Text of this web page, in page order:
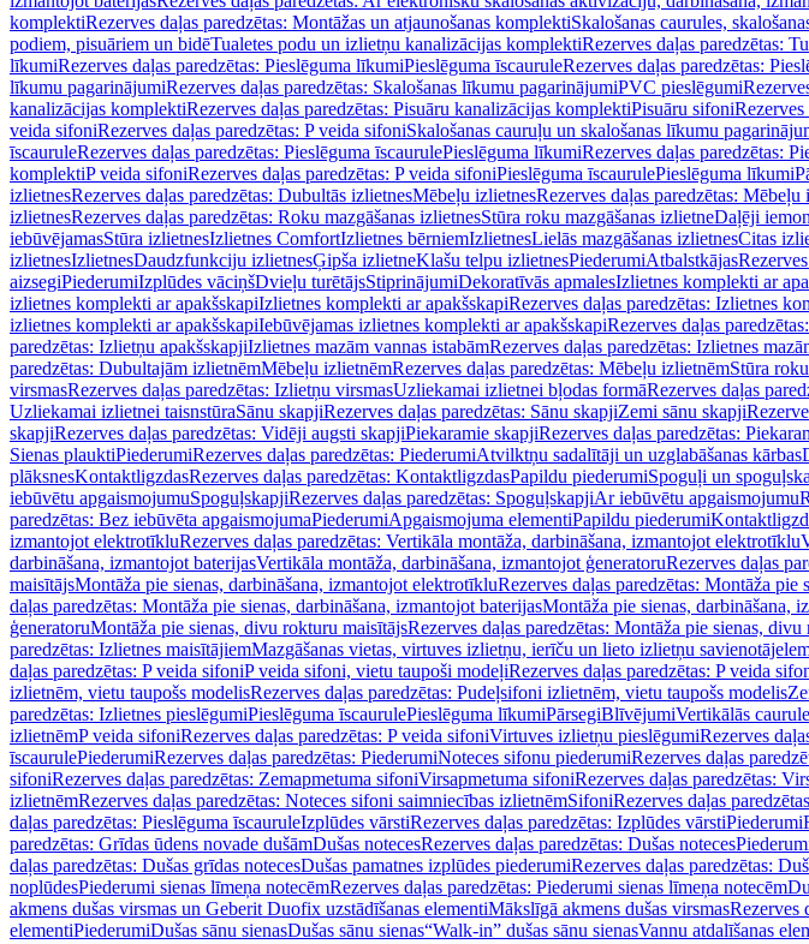
komplektiRezerves daļas paredzētas: Montāžas un atjaunošanas komplektiSkalošanas caurules,
podiem, pisuāriem un bidēTualetes podu un izlietņu kanalizācijas komplektiRezerves daļas paredzētas:
līkumiRezerves daļas paredzētas: Pieslēguma līkumiPieslēguma īscauruleRezerves daļas paredzētas:
līkumu pagarinājumiRezerves daļas paredzētas: Skalošanas līkumu pagarinājumiPVC pieslēgumi
kanalizācijas komplektiRezerves daļas paredzētas: Pisuāru kanalizācijas komplektiPisuāru sifoniRezerves
veida sifoniRezerves daļas paredzētas: P veida sifoniSkalošanas cauruļu un skalošanas līkumu
īscauruleRezerves daļas paredzētas: Pieslēguma īscaurulePieslēguma līkumiRezerves daļas paredzētas:
komplektiP veida sifoniRezerves daļas paredzētas: P veida sifoniPieslēguma īscaurulePieslēguma līkumi
izlietnesRezerves daļas paredzētas: Dubultās izlietnesMēbeļu izlietnesRezerves daļas paredzētas: Mēbeļu
izlietnesRezerves daļas paredzētas: Roku mazgāšanas izlietnesStūra roku mazgāšanas izlietneDaļēji
iebūvējamasStūra izlietnesIzlietnes ComfortIzlietnes bērniemIzlietnesLielās mazgāšanas izlietnesCitas
izlietnesIzlietnesDaudzfunkciju izlietnesĢipša izlietneKlašu telpu izlietnesPiederumiAtbalstkājas
aizsegiPiederumiIzplūdes vāciņšDvieļu turētājsStiprinājumiDekoratīvās apmalesIzlietnes komplekti ar
izlietnes komplekti ar apakšskapiIzlietnes komplekti ar apakšskapiRezerves daļas paredzētas: Izlietnes
izlietnes komplekti ar apakšskapiIebūvējamas izlietnes komplekti ar apakšskapiRezerves daļas
paredzētas: Izlietņu apakšskapjiIzlietnes mazām vannas istabāmRezerves daļas paredzētas: Izlietnes
paredzētas: Dubultajām izlietnēmMēbeļu izlietnēmRezerves daļas paredzētas: Mēbeļu izlietnēmStūra
virsmasRezerves daļas paredzētas: Izlietņu virsmasUzliekamai izlietnei bļodas formāRezerves daļas
Uzliekamai izlietnei taisnstūraSānu skapjiRezerves daļas paredzētas: Sānu skapjiZemi sānu skapji
skapjiRezerves daļas paredzētas: Vidēji augsti skapjiPiekaramie skapjiRezerves daļas paredzētas:
Sienas plauktiPiederumiRezerves daļas paredzētas: PiederumiAtvilktņu sadalītāji un uzglabāšanas kārbas
plāksnesKontaktligzdasRezerves daļas paredzētas: KontaktligzdasPapildu piederumiSpoguļi un
iebūvētu apgaismojumuSpoguļskapjiRezerves daļas paredzētas: SpoguļskapjiAr iebūvētu apgaismojumu
paredzētas: Bez iebūvēta apgaismojumaPiederumiApgaismojuma elementiPapildu piederumi
izmantojot elektrotīkluRezerves daļas paredzētas: Vertikāla montāža, darbināšana, izmantojot elektrotīklu
darbināšana, izmantojot baterijasVertikāla montāža, darbināšana, izmantojot ģeneratoruRezerves daļas
maisītājsMontāža pie sienas, darbināšana, izmantojot elektrotīkluRezerves daļas paredzētas: Montāža
daļas paredzētas: Montāža pie sienas, darbināšana, izmantojot baterijasMontāža pie sienas, darbināšana,
ģeneratoruMontāža pie sienas, divu rokturu maisītājsRezerves daļas paredzētas: Montāža pie sienas,
paredzētas: Izlietnes maisītājiemMazgāšanas vietas, virtuves izlietņu, ierīču un lieto izlietņu
daļas paredzētas: P veida sifoniP veida sifoni, vietu taupoši modeļiRezerves daļas paredzētas: P veida
izlietnēm, vietu taupošs modelisRezerves daļas paredzētas: Pudeļsifoni izlietnēm, vietu taupošs modelis
paredzētas: Izlietnes pieslēgumiPieslēguma īscaurulePieslēguma līkumiPārsegiBlīvējumiVertikālās
izlietnēmP veida sifoniRezerves daļas paredzētas: P veida sifoniVirtuves izlietņu pieslēgumiRezerves
īscaurulePiederumiRezerves daļas paredzētas: PiederumiNoteces sifonu piederumiRezerves daļas
sifoniRezerves daļas paredzētas: Zemapmetuma sifoniVirsapmetuma sifoniRezerves daļas paredzētas:
izlietnēmRezerves daļas paredzētas: Noteces sifoni saimniecības izlietnēmSifoniRezerves daļas
daļas paredzētas: Pieslēguma īscauruleIzplūdes vārstiRezerves daļas paredzētas: Izplūdes vārstiPiederumi
paredzētas: Grīdas ūdens novade dušāmDušas notecesRezerves daļas paredzētas: Dušas noteces
daļas paredzētas: Dušas grīdas notecesDušas pamatnes izplūdes piederumiRezerves daļas paredzētas:
noplūdesPiederumi sienas līmeņa notecēmRezerves daļas paredzētas: Piederumi sienas līmeņa notecēm
akmens dušas virsmas un Geberit Duofix uzstādīšanas elementiMākslīgā akmens dušas virsmasRezerves
elementiPiederumiDušas sānu sienasDušas sānu sienas“Walk-in” dušas sānu sienasVannu atdalīšanas